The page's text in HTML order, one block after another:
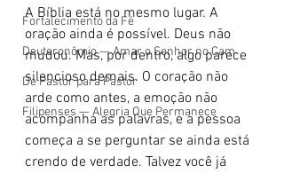
Fortalecimento da Fé
Deuteronômio — Amar o Senhor no Cam
De Pastor para Pastor
Filipenses — Alegria Que Permanece
A Bíblia está no mesmo lugar. A
oração ainda é possível. Deus não
mudou. Mas, por dentro, algo parece
silencioso demais. O coração não
arde como antes, a emoção não
acompanha as palavras, e a pessoa
começa a se perguntar se ainda está
crendo de verdade. Talvez você já